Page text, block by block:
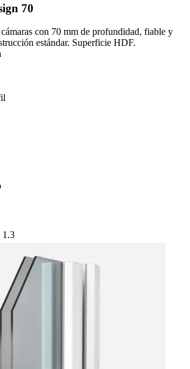
70
con 70 mm de profundidad, fiable y
estándar. Superficie HDF.
1.3